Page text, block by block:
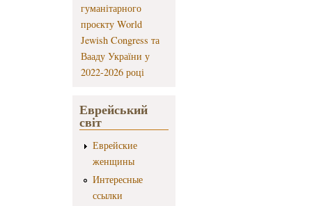
гуманітарного
проєкту World
Jewish Congress та
Вааду України у
2022-2026 році
Еврейський
світ
Еврейские
женщины
Интересные
ссылки